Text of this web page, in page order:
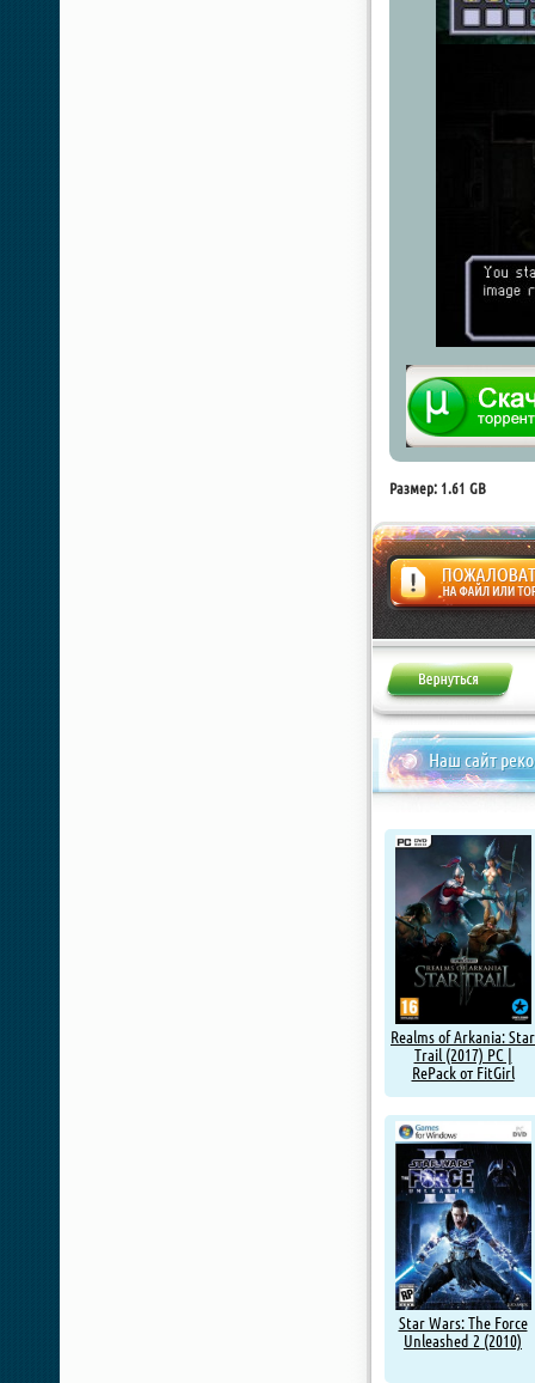
Размер: 1.61 GB
Жалоба
Наш сайт
Realms of Arkania: Star
Trail (2017) PC |
RePack от FitGirl
Star Wars: The Force
Unleashed 2 (2010)